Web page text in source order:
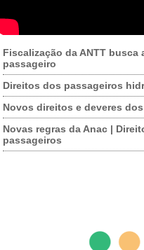
Fiscalização da ANTT busca
passageiro
Direitos dos passageiros
Novos direitos e deveres
Novas regras da Anac |
passageiros